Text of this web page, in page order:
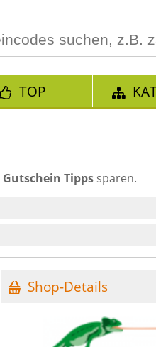
TOP
Gutschein Tipps sparen.
Shop-Details